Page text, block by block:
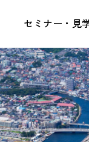
セミナー・見